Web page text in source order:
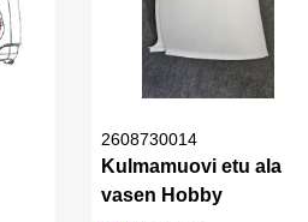
2608730014
Kulmamuovi etu ala
vasen Hobby